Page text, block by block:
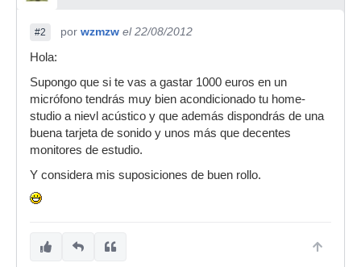
#2 por wzmzw el 22/08/2012
Hola:
Supongo que si te vas a gastar 1000 euros en un
micrófono tendrás muy bien acondicionado tu home-
studio a nievl acústico y que además dispondrás de una
buena tarjeta de sonido y unos más que decentes
monitores de estudio.
Y considera mis suposiciones de buen rollo.